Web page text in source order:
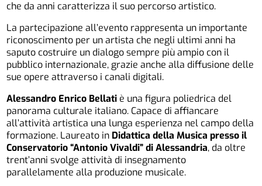
che da anni caratterizza il suo percorso artistico.
La partecipazione all’evento rappresenta un importante
riconoscimento per un artista che negli ultimi anni ha
saputo costruire un dialogo sempre più ampio con il
pubblico internazionale, grazie anche alla diffusione delle
sue opere attraverso i canali digitali.
Alessandro Enrico Bellati è una figura poliedrica del
panorama culturale italiano. Capace di affiancare
all’attività artistica una lunga esperienza nel campo della
formazione. Laureato in Didattica della Musica presso il
Conservatorio “Antonio Vivaldi” di Alessandria, da oltre
trent’anni svolge attività di insegnamento
parallelamente alla produzione musicale.